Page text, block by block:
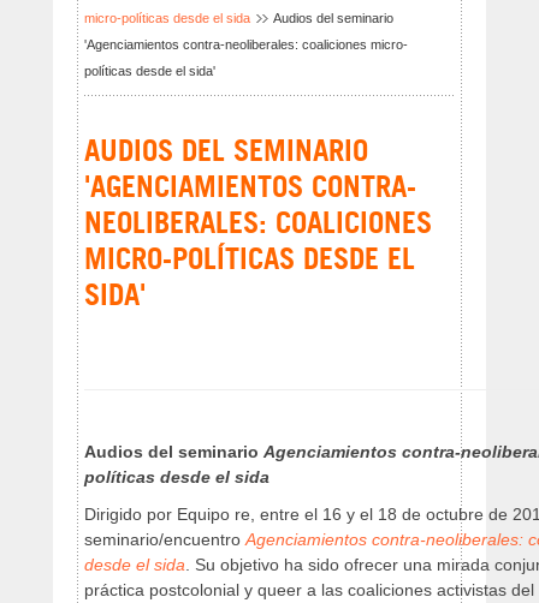
micro-políticas desde el sida
Audios del seminario
'Agenciamientos contra-neoliberales: coaliciones micro-
políticas desde el sida'
AUDIOS DEL SEMINARIO
'AGENCIAMIENTOS CONTRA-
NEOLIBERALES: COALICIONES
MICRO-POLÍTICAS DESDE EL
SIDA'
Audios del seminario Agenciamientos contra-
políticas desde el sida
Dirigido por Equipo re, entre el 16 y el 18 de octubre de
seminario/encuentro Agenciamientos contra-neoliberales:
desde el sida . Su objetivo ha sido ofrecer una mirada
práctica postcolonial y queer a las coaliciones activistas